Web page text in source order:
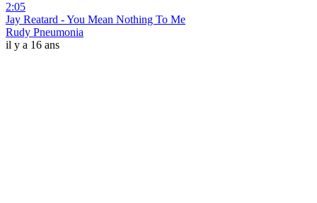
2:05
Jay Reatard - You Mean Nothing To Me
Rudy Pneumonia
il y a 16 ans